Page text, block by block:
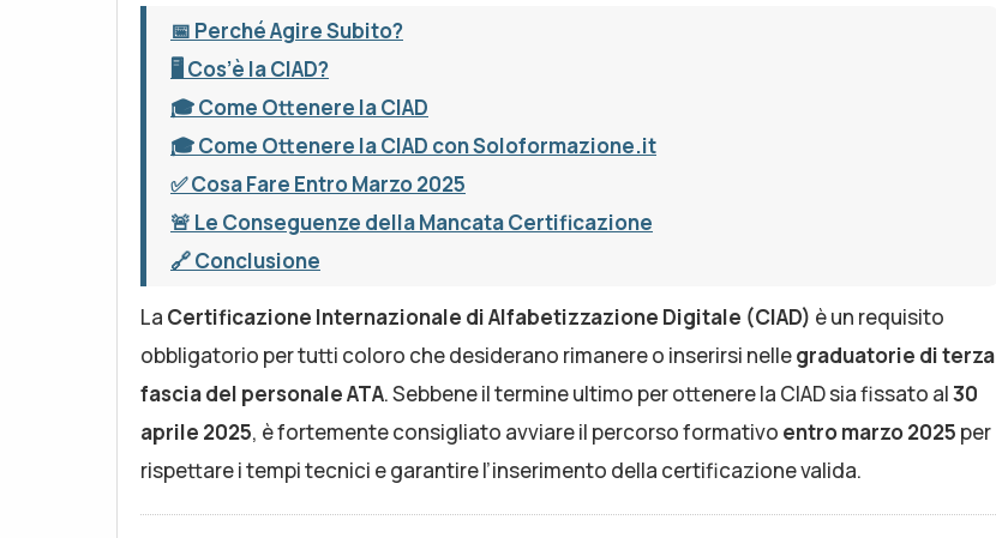
📅 Perché Agire Subito?
🖥️ Cos’è la CIAD?
🎓 Come Ottenere la CIAD
🎓 Come Ottenere la CIAD con Soloformazione.it
✅ Cosa Fare Entro Marzo 2025
🚨 Le Conseguenze della Mancata Certificazione
🔗 Conclusione
La Certificazione Internazionale di Alfabetizzazione Digitale (CIAD) è un requisito
obbligatorio per tutti coloro che desiderano rimanere o inserirsi nellegraduatorie di terza
fascia del personale ATA. Sebbene il termine ultimo per ottenere la CIAD sia fissato al30
aprile 2025, è fortemente consigliato avviare il percorso formativo entro marzo 2025 per
rispettare i tempi tecnici e garantire l’inserimento della certificazione valida.